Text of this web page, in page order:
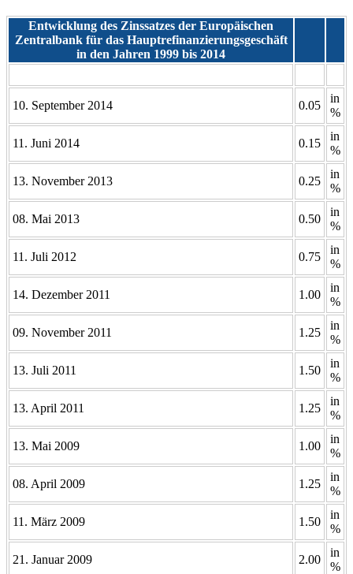
Entwicklung des Zinssatzes der Europäischen
Zentralbank für das Hauptrefinanzierungsgeschäft
in den Jahren 1999 bis 2014
10. September 2014 0.05
in
%
11. Juni 2014 0.15
in
%
13. November 2013 0.25
in
%
08. Mai 2013 0.50
in
%
11. Juli 2012 0.75
in
%
14. Dezember 2011 1.00
in
%
09. November 2011 1.25
in
%
13. Juli 2011 1.50
in
%
13. April 2011 1.25
in
%
13. Mai 2009 1.00
in
%
08. April 2009 1.25
in
%
11. März 2009 1.50
in
%
21. Januar 2009 2.00
in
%